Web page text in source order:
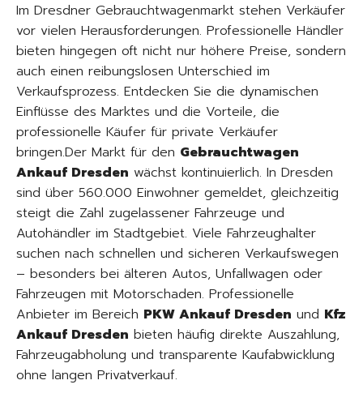
Im Dresdner Gebrauchtwagenmarkt stehen Verkäufer
vor vielen Herausforderungen. Professionelle Händler
bieten hingegen oft nicht nur höhere Preise, sondern
auch einen reibungslosen Unterschied im
Verkaufsprozess. Entdecken Sie die dynamischen
Einflüsse des Marktes und die Vorteile, die
professionelle Käufer für private Verkäufer
bringen.Der Markt für den Gebrauchtwagen
Ankauf Dresden wächst kontinuierlich. In Dresden
sind über 560.000 Einwohner gemeldet, gleichzeitig
steigt die Zahl zugelassener Fahrzeuge und
Autohändler im Stadtgebiet. Viele Fahrzeughalter
suchen nach schnellen und sicheren Verkaufswegen
– besonders bei älteren Autos, Unfallwagen oder
Fahrzeugen mit Motorschaden. Professionelle
Anbieter im Bereich PKW Ankauf Dresden und Kfz
Ankauf Dresden bieten häufig direkte Auszahlung,
Fahrzeugabholung und transparente Kaufabwicklung
ohne langen Privatverkauf.